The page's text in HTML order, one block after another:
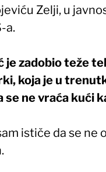
Zelji, u
a.
je zadobio teže
koja je u
se ne vraća kući
ističe da se ne